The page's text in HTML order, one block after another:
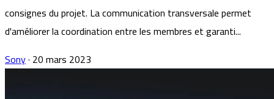
consignes du projet. La communication transversale permet
d'améliorer la coordination entre les membres et garanti...
Sony· 20 mars 2023